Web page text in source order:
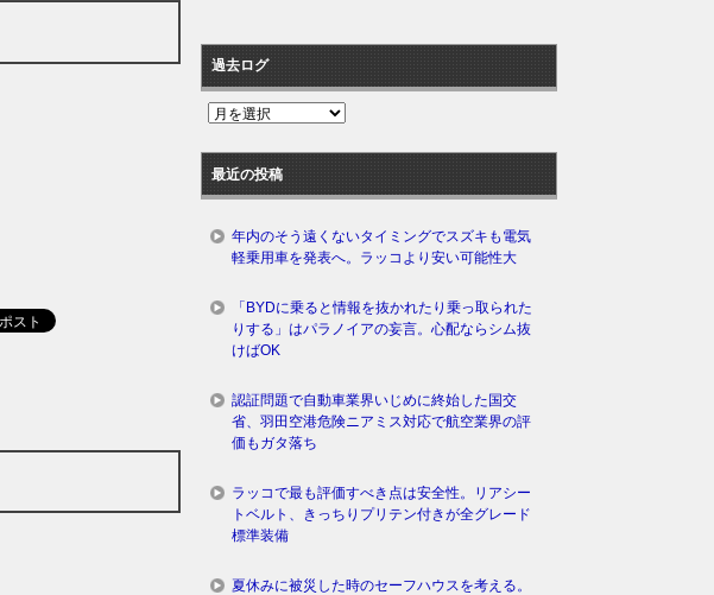
過去ログ
過
ロ
グ
最近の投稿
年内のそう遠くないタイミングでスズキも電気
軽乗用車を発表へ。ラッコより安い可能性大
「BYDに乗ると情報を抜かれたり乗っ取られた
りする」はパラノイアの妄言。心配ならシム抜
けばOK
認証問題で自動車業界いじめに終始した国交
省、羽田空港危険ニアミス対応で航空業界の評
価もガタ落ち
ラッコで最も評価すべき点は安全性。リアシー
トベルト、きっちりプリテン付きが全グレード
標準装備
夏休みに被災した時のセーフハウスを考える。